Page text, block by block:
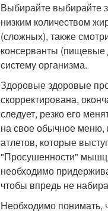
Выбирайте выбирайте
низким количеством
(сложных), также
консерванты (пищевые
систему организма.
Здоровые здоровые
скорректирована,
следует, резко его
на свое обычное меню,
атлетов, которые
"Просушенности" мышц.
необходимо
чтобы впредь не
Необходимо понимать,